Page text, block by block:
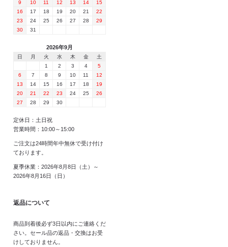
9
10 11 12 13 14
15
16
17 18 19 20 21
22
23
24 25 26 27 28
29
30
31
2026年9月
日 月 火 水 木 金
土
1
2 3 4
5
6
7 8 9 10 11
12
13
14 15 16 17 18
19
20
21 22 23 24 25
26
27
28 29 30
定休日：土日祝
営業時間：10:00～15:00
ご注文は24時間年中無休で受け付け
ております。
夏季休業：2026年8月8日（土）～
2026年8月16日（日）
返品について
商品到着後必ず3日以内にご連絡くだ
さい。セール品の返品・交換はお受
けしておりません。